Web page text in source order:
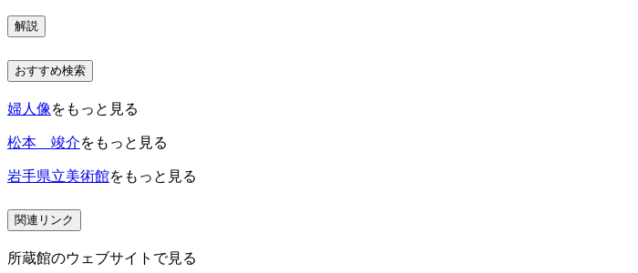
解説
おすすめ検索
婦人像をもっと見る
松本 竣介をもっと見る
岩手県立美術館をもっと見る
関連リンク
所蔵館のウェブサイトで見る